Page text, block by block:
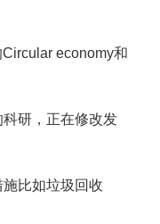
economy和
研，正在修改发
比如垃圾回收